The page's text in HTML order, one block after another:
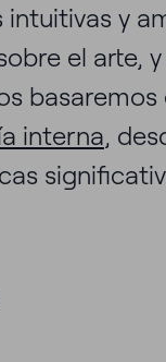
intuitivas y
el arte,
basaremos
interna,